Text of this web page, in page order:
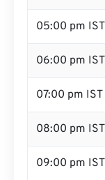
05:00 pm IST
06:00 pm IST
07:00 pm IST
08:00 pm IST
09:00 pm IST